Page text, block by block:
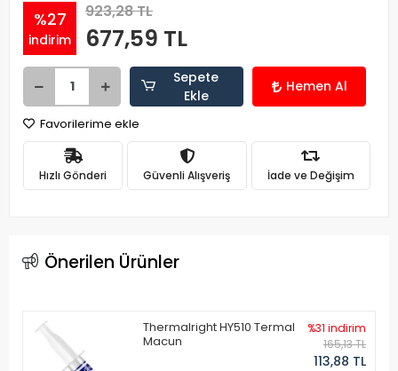
%27
indirim
923,28 TL
677,59 TL
Sepete
Ekle
Hemen Al
Favorilerime ekle
Hızlı Gönderi Güvenli Alışveriş İade ve Değişim
Önerilen Ürünler
Thermalright HY510 Termal
Macun
%31 indirim
165,13 TL
113,88 TL